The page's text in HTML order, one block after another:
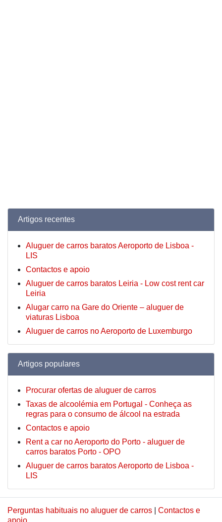
Artigos recentes
Aluguer de carros baratos Aeroporto de Lisboa -
LIS
Contactos e apoio
Aluguer de carros baratos Leiria - Low cost rent car
Leiria
Alugar carro na Gare do Oriente – aluguer de
viaturas Lisboa
Aluguer de carros no Aeroporto de Luxemburgo
Artigos populares
Procurar ofertas de aluguer de carros
Taxas de alcoolémia em Portugal - Conheça as
regras para o consumo de álcool na estrada
Contactos e apoio
Rent a car no Aeroporto do Porto - aluguer de
carros baratos Porto - OPO
Aluguer de carros baratos Aeroporto de Lisboa -
LIS
Perguntas habituais no aluguer de carros
Contactos e
apoio